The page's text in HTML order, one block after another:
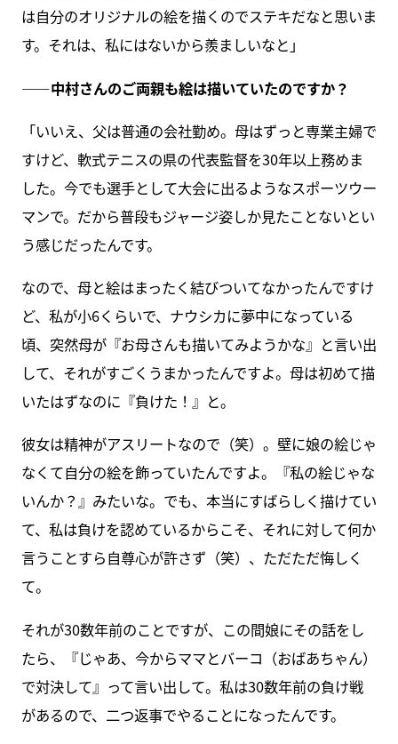
は自分のオリジナルの絵を描くのでステキだなと思いま
す。それは、私にはないから羨ましいなと」
――中村さんのご両親も絵は描いていたのですか？
「いいえ、父は普通の会社勤め。母はずっと専業主婦で
すけど、軟式テニスの県の代表監督を30年以上務めま
した。今でも選手として大会に出るようなスポーツウー
マンで。だから普段もジャージ姿しか見たことないとい
う感じだったんです。
なので、母と絵はまったく結びついてなかったんですけ
ど、私が小6くらいで、ナウシカに夢中になっている
頃、突然母が『お母さんも描いてみようかな』と言い出
して、それがすごくうまかったんですよ。母は初めて描
いたはずなのに『負けた！』と。
彼女は精神がアスリートなので（笑）。壁に娘の絵じゃ
なくて自分の絵を飾っていたんですよ。『私の絵じゃな
いんか？』みたいな。でも、本当にすばらしく描けてい
て、私は負けを認めているからこそ、それに対して何か
言うことすら自尊心が許さず（笑）、ただただ悔しく
て。
それが30数年前のことですが、この間娘にその話をし
たら、『じゃあ、今からママとバーコ（おばあちゃん）
で対決して』って言い出して。私は30数年前の負け戦
があるので、二つ返事でやることになったんです。